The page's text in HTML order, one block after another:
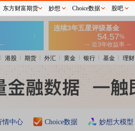
港股 期货 外汇 黄金 银行 基金 理财
情中心 Choice数据 妙想大模型
东方财富期货 妙想 Choice数据 股吧